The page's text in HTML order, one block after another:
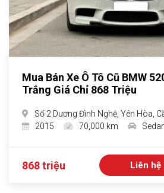
Mua Bán Xe Ô Tô Cũ BMW
Trắng Giá Chỉ 868 Triệu
Số 2 Dương Đình Nghệ, Yên Hòa,
2015
70,000 km
868 triệu Liên hệ